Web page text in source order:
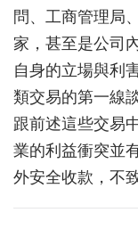
問、工商管理局
家，甚至是公司
自身的立場與利
類交易的第一線
跟前述這些交易
業的利益衝突並
外安全收款，不